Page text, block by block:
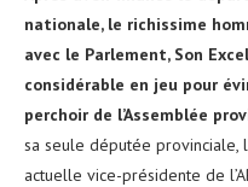
nationale, le richissime
avec le Parlement, Son
considérable en jeu pour
perchoir de l’Assemblée
sa seule députée provinciale,
actuelle vice-présidente de